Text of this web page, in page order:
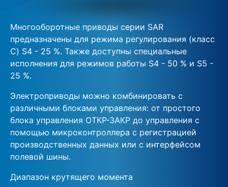
Многооборотные приводы серии SAR
предназначены для режима регулирования (класс
C) S4 - 25 %. Также доступны специальные
исполнения для режимов работы S4 - 50 % и S5 -
25 %.
Электроприводы можно комбинировать с
различными блоками управления: от простого
блока управления ОТКР-ЗАКР до управления с
помощью микроконтроллера с регистрацией
производственных данных или с интерфейсом
полевой шины.
Диапазон крутящего момента